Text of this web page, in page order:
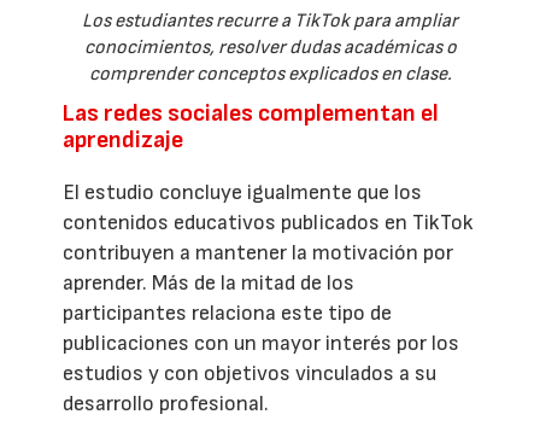
Los estudiantes recurre a TikTok para ampliar
conocimientos, resolver dudas académicas o
comprender conceptos explicados en clase.
Las redes sociales complementan el
aprendizaje
El estudio concluye igualmente que los
contenidos educativos publicados en TikTok
contribuyen a mantener la motivación por
aprender. Más de la mitad de los
participantes relaciona este tipo de
publicaciones con un mayor interés por los
estudios y con objetivos vinculados a su
desarrollo profesional.